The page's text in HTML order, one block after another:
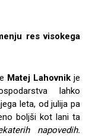
res visokega
Matej Lahovnik je
lahko
leta, od julija pa
boljši kot lani ta
napovedih.